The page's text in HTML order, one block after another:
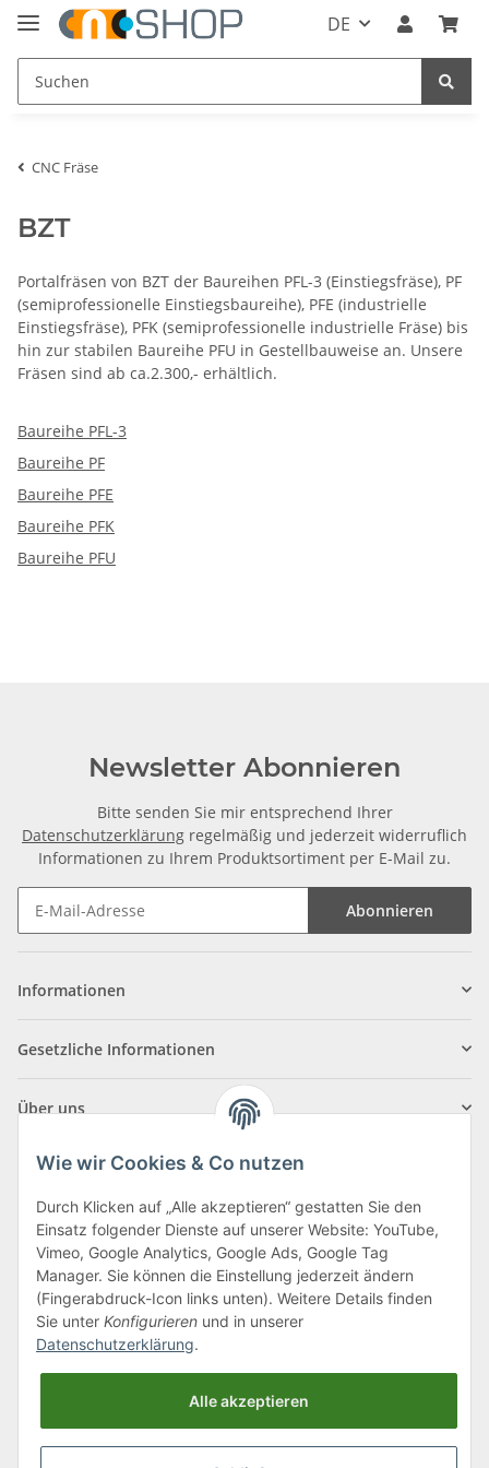
DE
CNC Fräse
BZT
Portalfräsen von BZT der Baureihen PFL-3 (Einstiegsfräse), PF
(semiprofessionelle Einstiegsbaureihe), PFE (industrielle
Einstiegsfräse), PFK (semiprofessionelle industrielle Fräse) bis
hin zur stabilen Baureihe PFU in Gestellbauweise an. Unsere
Fräsen sind ab ca.2.300,- erhältlich.
Baureihe PFL-3
Baureihe PF
Baureihe PFE
Baureihe PFK
Baureihe PFU
Newsletter Abonnieren
Bitte senden Sie mir entsprechend Ihrer
Datenschutzerklärung regelmäßig und jederzeit widerruflich
Informationen zu Ihrem Produktsortiment per E-Mail zu.
Abonnieren
Informationen
Gesetzliche Informationen
Über uns
Klagenfurter Straße 29
9556 Liebenfels
Montag bis Donnerstag: 8:00 bis 16:30 Uhr
Freitag: 8:00 bis 12:00 Uhr
Tel.:0043 (0) 4262 50900
office@cncshop.at
Wie wir Cookies & Co nutzen
Durch Klicken auf „Alle akzeptieren“ gestatten Sie den
Einsatz folgender Dienste auf unserer Website: YouTube,
Vimeo, Google Analytics, Google Ads, Google Tag
Manager. Sie können die Einstellung jederzeit ändern
(Fingerabdruck-Icon links unten). Weitere Details finden
Sie unter Konfigurieren und in unserer
Datenschutzerklärung.
Alle akzeptieren